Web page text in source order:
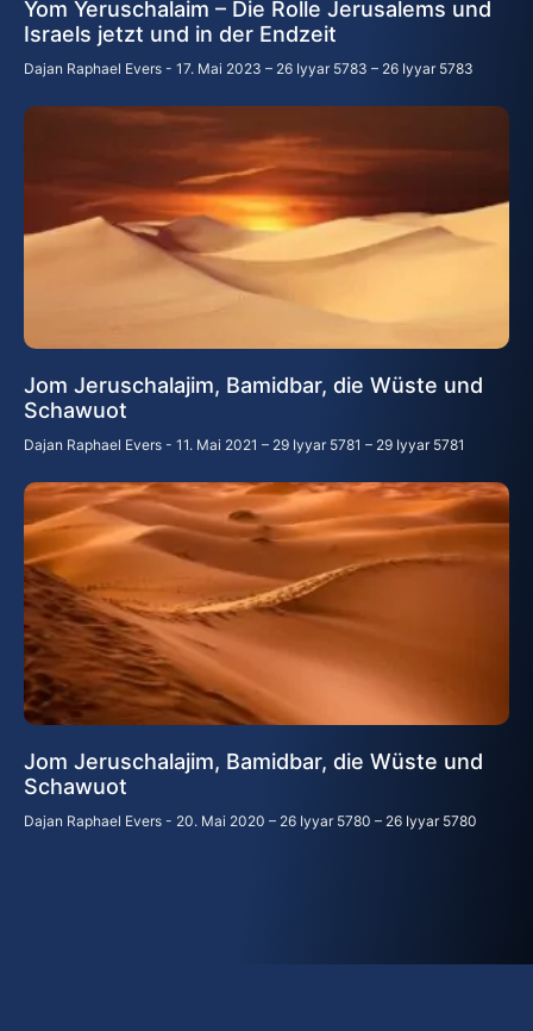
Yom Yeruschalaim – Die Rolle Jerusalems und
Israels jetzt und in der Endzeit
Dajan Raphael Evers 17. Mai 2023 – 26 Iyyar 5783 – 26 Iyyar 5783
Jom Jeruschalajim, Bamidbar, die Wüste und
Schawuot
Dajan Raphael Evers 11. Mai 2021 – 29 Iyyar 5781 – 29 Iyyar 5781
Jom Jeruschalajim, Bamidbar, die Wüste und
Schawuot
Dajan Raphael Evers 20. Mai 2020 – 26 Iyyar 5780 – 26 Iyyar 5780